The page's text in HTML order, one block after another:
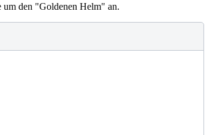
um den "Goldenen Helm" an.